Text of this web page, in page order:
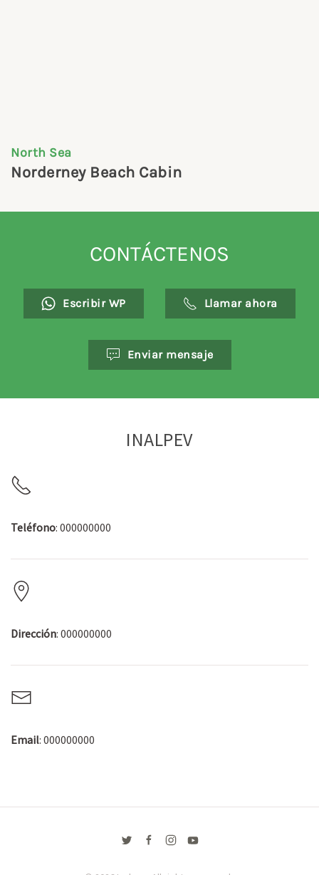
North Sea
Norderney Beach Cabin
CONTÁCTENOS
Escribir WP Llamar ahora
Enviar mensaje
INALPEV
Teléfono: 000000000
Dirección: 000000000
Email: 000000000